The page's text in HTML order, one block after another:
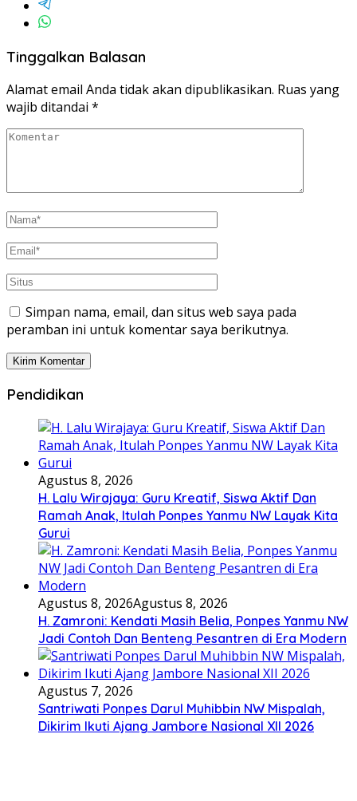
Tinggalkan Balasan
Alamat email Anda tidak akan dipublikasikan. Ruas yang
wajib ditandai *
Simpan nama, email, dan situs web saya pada
peramban ini untuk komentar saya berikutnya.
Pendidikan
Agustus 8, 2026
H. Lalu Wirajaya: Guru Kreatif, Siswa Aktif Dan
Ramah Anak, Itulah Ponpes Yanmu NW Layak Kita
Gurui
Agustus 8, 2026Agustus 8, 2026
H. Zamroni: Kendati Masih Belia, Ponpes Yanmu NW
Jadi Contoh Dan Benteng Pesantren di Era Modern
Agustus 7, 2026
Santriwati Ponpes Darul Muhibbin NW Mispalah,
Dikirim Ikuti Ajang Jambore Nasional XII 2026